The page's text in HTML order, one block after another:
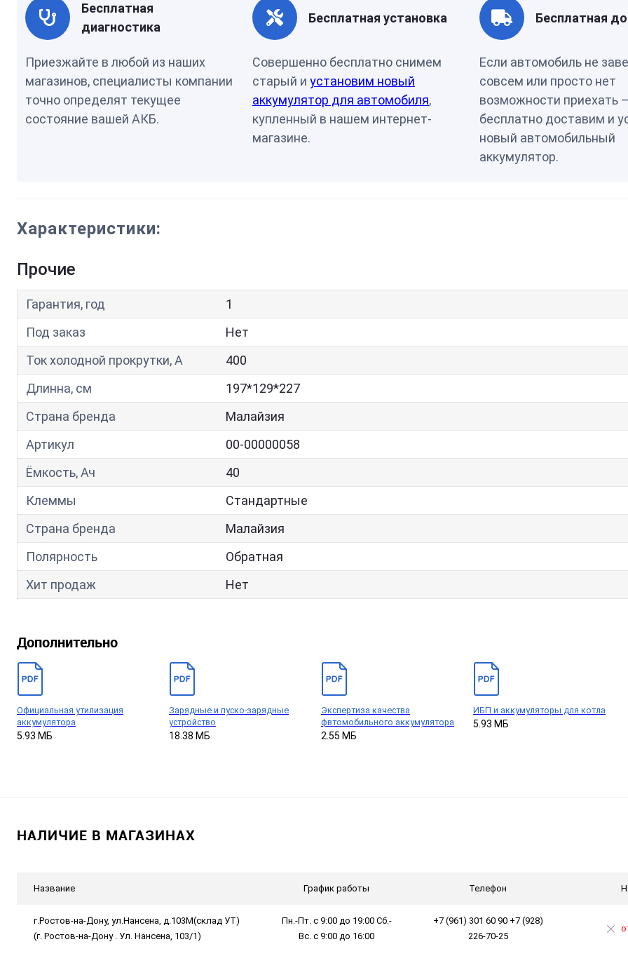
Бесплатная
диагностика
Приезжайте в любой из наших
магазинов, специалисты компании
точно определят текущее
состояние вашей АКБ.
Бесплатная установка
Совершенно бесплатно снимем
старый и установим новый
аккумулятор для автомобиля,
купленный в нашем интернет-
магазине.
Бесплатная
Если автомобиль не
совсем или просто нет
возможности приехать
бесплатно доставим и
новый автомобильный
аккумулятор.
Характеристики:
Прочие
Гарантия, год
1
Под заказ
Нет
Ток холодной прокрутки, A
400
Длинна, см
197*129*227
Страна бренда
Малайзия
Артикул
00-00000058
Ёмкость, Ач
40
Клеммы
Стандартные
Страна бренда
Малайзия
Полярность
Обратная
Хит продаж
Нет
Дополнительно
Официальная утилизация
аккумулятора
5.93 МБ
Зарядные и пуско-зарядные
устройство
18.38 МБ
Экспертиза качества
фвтомобильного аккумулятора
2.55 МБ
ИБП и аккумуляторы для котла
5.93 МБ
НАЛИЧИЕ В МАГАЗИНАХ
Название График работы Телефон
г.Ростов-на-Дону, ул.Нансена, д.103М(склад УТ)
(г. Ростов-на-Дону . Ул. Нансена, 103/1)
Пн.-Пт. с 9:00 до 19:00 Сб.-
Вс. с 9:00 до 16:00
+7 (961) 301 60 90 +7 (928)
226-70-25